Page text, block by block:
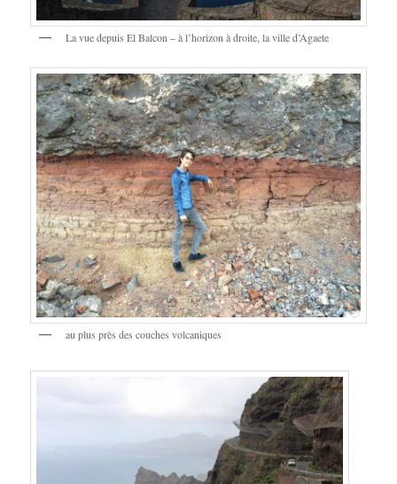
La vue depuis El Balcon – à l’horizon à droite, la ville d’Agaete
au plus près des couches volcaniques